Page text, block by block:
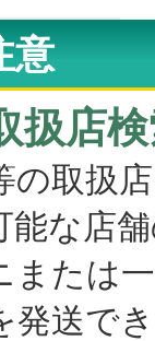
意
扱店
取扱
能な店
は一
発送で